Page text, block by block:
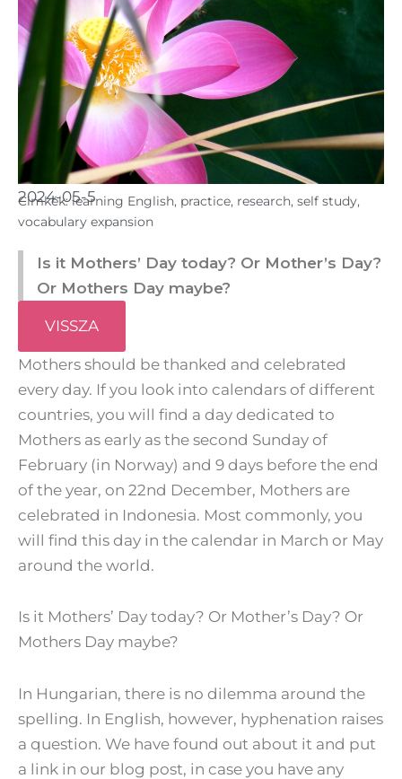
2024-05-5
Cimkék: learning English, practice, research, self study,
vocabulary expansion
Is it Mothers’ Day today? Or Mother’s Day?
Or Mothers Day maybe?
VISSZA
Mothers should be thanked and celebrated
every day. If you look into calendars of different
countries, you will find a day dedicated to
Mothers as early as the second Sunday of
February (in Norway) and 9 days before the end
of the year, on 22nd December, Mothers are
celebrated in Indonesia. Most commonly, you
will find this day in the calendar in March or May
around the world.
Is it Mothers’ Day today? Or Mother’s Day? Or
Mothers Day maybe?
In Hungarian, there is no dilemma around the
spelling. In English, however, hyphenation raises
a question. We have found out about it and put
a link in our blog post, in case you have any